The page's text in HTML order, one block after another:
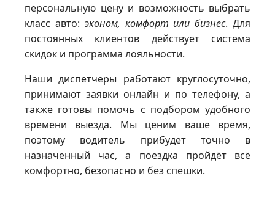
персональную цену и возможность выбрать
класс авто: эконом, комфорт или бизнес. Для
постоянных клиентов действует система
скидок и программа лояльности.
Наши диспетчеры работают круглосуточно,
принимают заявки онлайн и по телефону, а
также готовы помочь с подбором удобного
времени выезда. Мы ценим ваше время,
поэтому водитель прибудет точно в
назначенный час, а поездка пройдёт всё
комфортно, безопасно и без спешки.